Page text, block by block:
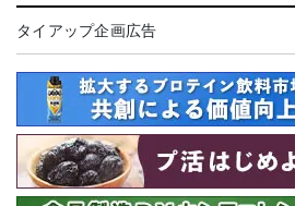
タイアップ企画広告